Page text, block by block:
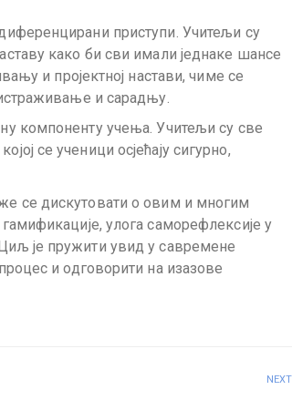
приступи. Учитељи су
како би сви имали једнаке шансе
и пројектној настави, чиме се
и сарадњу.
компоненту учења. Учитељи су све
се ученици осјећају сигурно,
се дискутовати о овим и многим
улога саморефлексије у
је пружити увид у савремене
и одговорити на изазове
NEXT